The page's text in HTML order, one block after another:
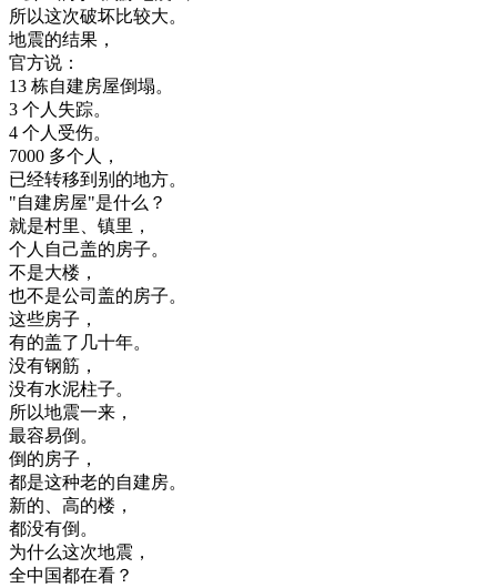
所以这次破坏比较大。
地震的结果 ，
官方说 ：
13 栋自建房屋倒塌。
3 个人失踪。
4 个人受伤。
7000 多个人 ，
已经转移到 别的地方。
"自建房屋"是什么 ？
就是村里 、 镇里 ，
个人 自己盖的房子。
不是大楼 ，
也不是公司 盖的房子。
这些房子 ，
有的盖了 几十年。
没有钢筋 ，
没有水泥柱子。
所以地震一来 ，
最容易倒 。
倒 的房子 ，
都是这种老的自建房。
新的、 高的楼 ，
都没有倒 。
为什么这次地震 ，
全中国都在看 ？